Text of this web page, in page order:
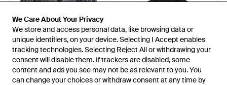
We Care About Your Privacy
We store and access personal data, like browsing data or
unique identifiers, on your device. Selecting I Accept enables
tracking technologies. Selecting Reject All or withdrawing your
consent will disable them. If trackers are disabled, some
content and ads you see may not be as relevant to you. You
can change your choices or withdraw consent at any time by
We Care About Your Privacy
We store and access personal data, like browsing data or
unique identifiers, on your device. Selecting I Accept enables
tracking technologies. Selecting Reject All or withdrawing your
consent will disable them. If trackers are disabled, some
content and ads you see may not be as relevant to you. You
can change your choices or withdraw consent at any time by